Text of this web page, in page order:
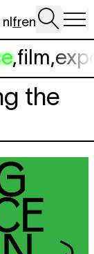
nlfren
,film,
the